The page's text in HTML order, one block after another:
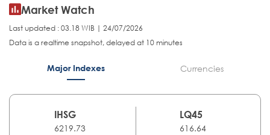
Market Watch
Last updated : 03.18 WIB | 24/07/2026
Data is a realtime snapshot, delayed at 10 minutes
Major Indexes Currencies
IHSG
6219.73
LQ45
616.64